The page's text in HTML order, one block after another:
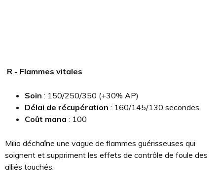
R - Flammes vitales
Soin : 150/250/350 (+30% AP)
Délai de récupération : 160/145/130 secondes
Coût mana : 100
Milio déchaîne une vague de flammes guérisseuses qui
soignent et suppriment les effets de contrôle de foule des
alliés touchés.